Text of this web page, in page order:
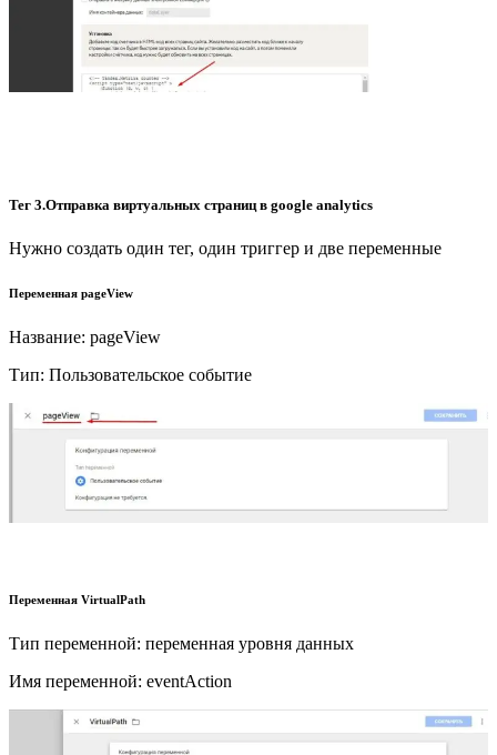
Тег 3.Отправка виртуальных страниц в google analytics
Нужно создать один тег, один триггер и две переменные
Переменная pageView
Название: pageView
Тип: Пользовательское событие
Переменная VirtualPath
Тип переменной: переменная уровня данных
Имя переменной: eventAction